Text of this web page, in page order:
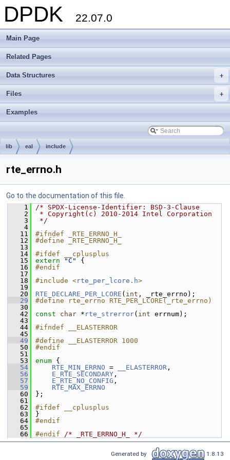
DPDK 22.07.0
Main Page
Related Pages
+
Data Structures
+
Files
Examples
lib eal include
rte_errno.h
Go to the documentation of this file.
    1
/* SPDX-License-Identifier: BSD-3-Clause
    2
* Copyright(c) 2010-2014 Intel Corporation
    3
*/
    4
   11
#ifndef _RTE_ERRNO_H_
   12
#define _RTE_ERRNO_H_
   13
   14
#ifdef __cplusplus
   15
extern "C"
{
   16
#endif
   17
   18
#include <rte_per_lcore.h>
   19
   20
RTE_DECLARE_PER_LCORE ( int , _rte_errno);
   29
#define rte_errno RTE_PER_LCORE(_rte_errno)
   30
   42
const char * rte_strerror( int errnum);
   43
   44
#ifndef __ELASTERROR
   45
   49
#define __ELASTERROR 1000
   50
#endif
   51
   53
enum {
   54
RTE_MIN_ERRNO = __ELASTERROR ,
   56
E_RTE_SECONDARY ,
   57
E_RTE_NO_CONFIG ,
   59
RTE_MAX_ERRNO
   60
};
   61
   62
#ifdef __cplusplus
   63
}
   64
#endif
   65
   66
#endif /* _RTE_ERRNO_H_ */
Generated by 1.8.13